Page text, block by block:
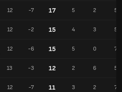
12 -7 17 5 2 5
12 -2 15 4 3 5
12 -6 15 5 0 7
13 -3 12 2 6 5
12 -7 11 3 2 7